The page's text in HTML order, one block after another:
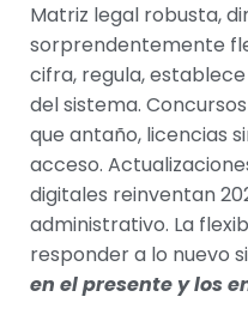
Matriz legal robusta,
sorprendentemente
cifra, regula,
del sistema.
que antaño, licencias
acceso.
digitales reinventan
administrativo. La
responder a lo nuevo
en el presente y los